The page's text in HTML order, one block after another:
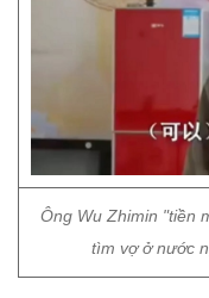
Ông Wu Zhimin "tiền
tìm vợ ở nước